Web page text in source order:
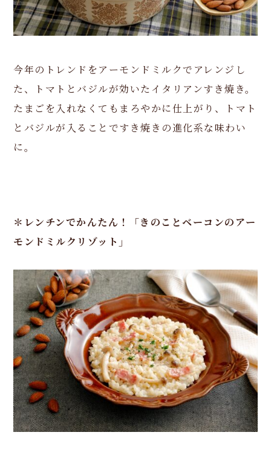
今年のトレンドをアーモンドミルクでアレンジし
た、トマトとバジルが効いたイタリアンすき焼き。
たまごを入れなくてもまろやかに仕上がり、トマト
とバジルが入ることですき焼きの進化系な味わい
に。
＊レンチンでかんたん！「きのことベーコンのアー
モンドミルクリゾット」